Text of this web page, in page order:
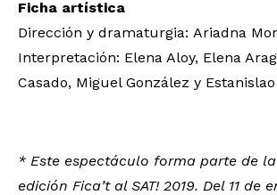
Ficha artística
Dirección y dramaturgia: Ariadna
Interpretación: Elena Aloy, Elena
Casado, Miguel González y
* Este espectáculo forma parte de la
edición Fica’t al SAT! 2019. Del 11 de